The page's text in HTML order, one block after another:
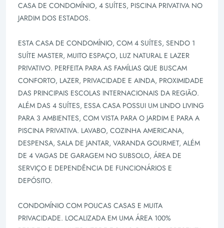
CASA DE CONDOMÍNIO, 4 SUÍTES, PISCINA PRIVATIVA NO
JARDIM DOS ESTADOS.
ESTA CASA DE CONDOMÍNIO, COM 4 SUÍTES, SENDO 1
SUÍTE MASTER, MUITO ESPAÇO, LUZ NATURAL E LAZER
PRIVATIVO. PERFEITA PARA AS FAMÍLIAS QUE BUSCAM
CONFORTO, LAZER, PRIVACIDADE E AINDA, PROXIMIDADE
DAS PRINCIPAIS ESCOLAS INTERNACIONAIS DA REGIÃO.
ALÉM DAS 4 SUÍTES, ESSA CASA POSSUI UM LINDO LIVING
PARA 3 AMBIENTES, COM VISTA PARA O JARDIM E PARA A
PISCINA PRIVATIVA. LAVABO, COZINHA AMERICANA,
DESPENSA, SALA DE JANTAR, VARANDA GOURMET, ALÉM
DE 4 VAGAS DE GARAGEM NO SUBSOLO, ÁREA DE
SERVIÇO E DEPENDÊNCIA DE FUNCIONÁRIOS E
DEPÓSITO.
CONDOMÍNIO COM POUCAS CASAS E MUITA
PRIVACIDADE. LOCALIZADA EM UMA ÁREA 100%